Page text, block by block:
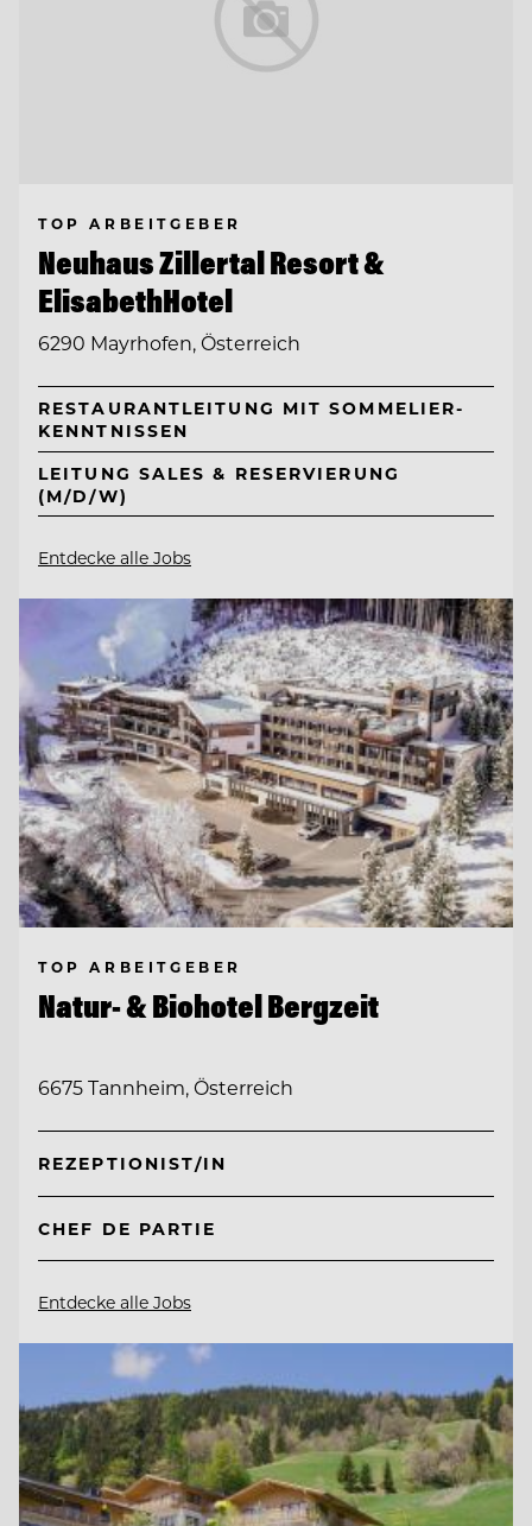
TOP ARBEITGEBER
Neuhaus Zillertal Resort &
ElisabethHotel
6290 Mayrhofen, Österreich
RESTAURANTLEITUNG MIT SOMMELIER-
KENNTNISSEN
LEITUNG SALES & RESERVIERUNG
(M/D/W)
Entdecke alle Jobs
TOP ARBEITGEBER
Natur- & Biohotel Bergzeit
6675 Tannheim, Österreich
REZEPTIONIST/IN
CHEF DE PARTIE
Entdecke alle Jobs